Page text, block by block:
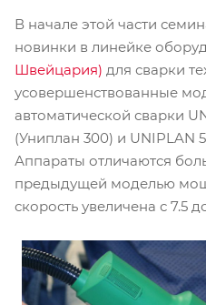
В начале этой части
новинки в линейке
Швейцария) для сварки
усовершенствованные
автоматической сварки
(Униплан 300) и UNIPLAN
Аппараты отличаются
предыдущей моделью
скорость увеличена с 7.5